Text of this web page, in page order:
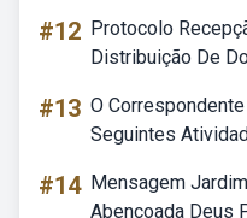
#12 Protocolo
Distribuição De
#13 O
Seguintes
#14 Mensagem
Abençoada Deus